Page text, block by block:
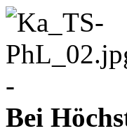
-
Bei